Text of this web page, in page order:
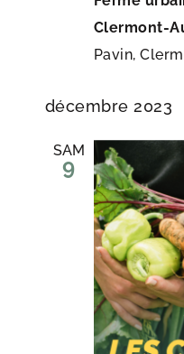
Clermont-
Pavin,
décembre 2023
SAM
9